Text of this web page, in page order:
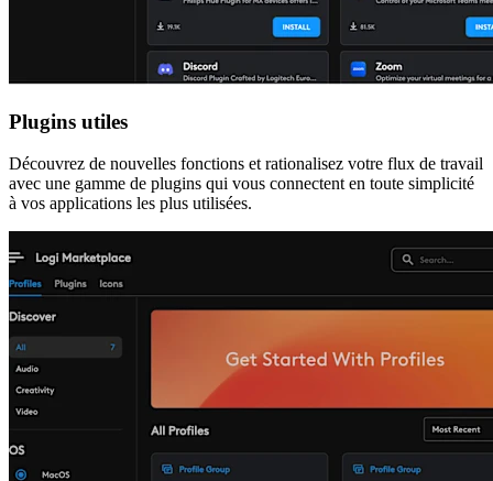
Plugins utiles
Découvrez de nouvelles fonctions et rationalisez votre flux de travail
avec une gamme de plugins qui vous connectent en toute simplicité
à vos applications les plus utilisées.